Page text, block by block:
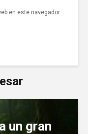
en este navegador
un gran